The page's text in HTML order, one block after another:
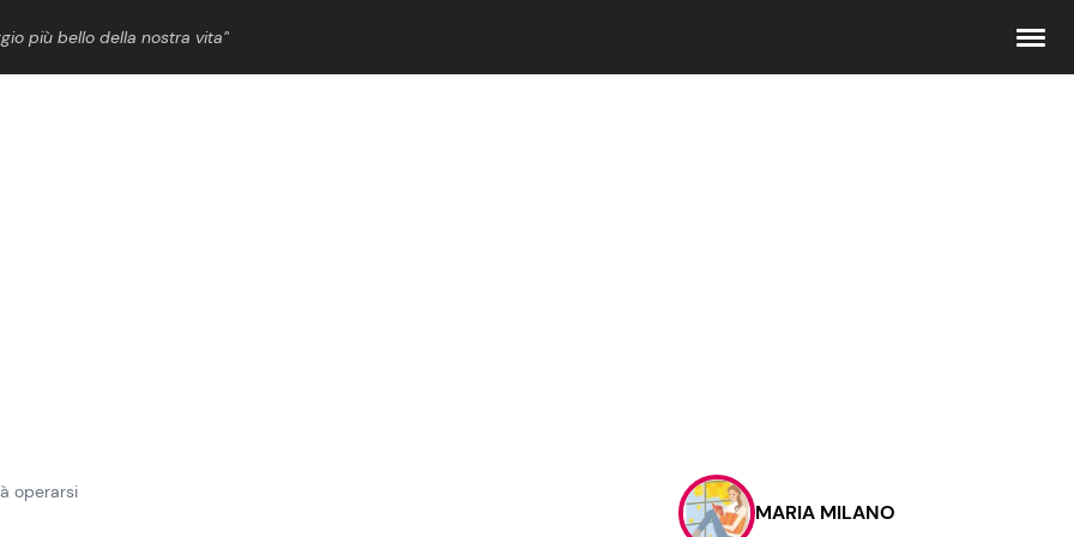
più bello della nostra vita”
Contattaci
Pubblicità
operarsi
MARIA MILANO